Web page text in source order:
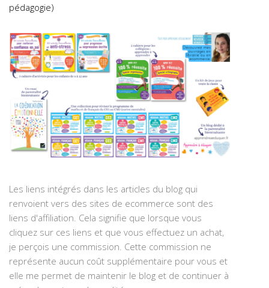
pédagogie)
Les liens intégrés dans les articles du blog qui
renvoient vers des sites de ecommerce sont des
liens d'affiliation. Cela signifie que lorsque vous
cliquez sur ces liens et que vous effectuez un achat,
je perçois une commission. Cette commission ne
représente aucun coût supplémentaire pour vous et
elle me permet de maintenir le blog et de continuer à